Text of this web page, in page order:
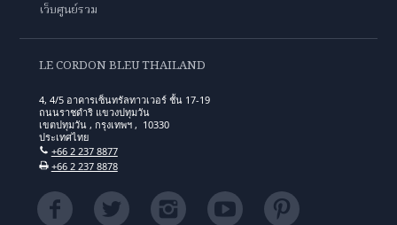
เว็บศูนย์รวม
LE CORDON BLEU THAILAND
4, 4/5 อาคารเซ็นทรัลทาวเวอร์ ชั้น 17-19
ถนนราชดำริ แขวงปทุมวัน
เขตปทุมวัน , กรุงเทพฯ , 10330
ประเทศไทย
+66 2 237 8877
+66 2 237 8878